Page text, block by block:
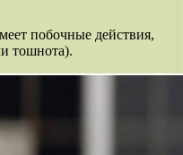
побочные действия,
тошнота).